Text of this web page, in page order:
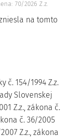
70/2026 Z.z.
na tomto
č. 154/1994 Z.z.
Slovenskej
Z.z., zákona č.
č. 36/2005
Z.z., zákona